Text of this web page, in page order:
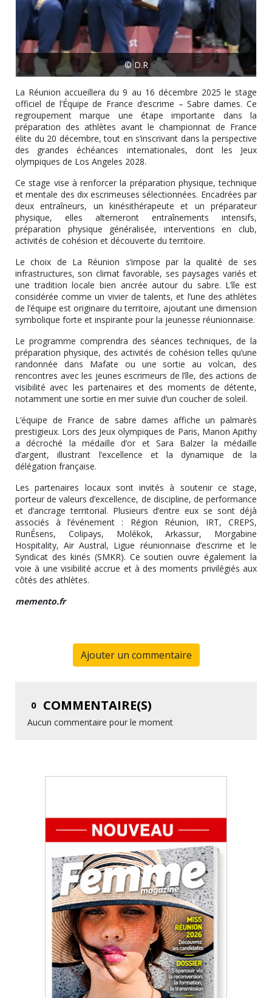
© D.R
La Réunion accueillera du 9 au 16 décembre 2025 le stage
officiel de l’Équipe de France d’escrime – Sabre dames. Ce
regroupement marque une étape importante dans la
préparation des athlètes avant le championnat de France
élite du 20 décembre, tout en s’inscrivant dans la perspective
des grandes échéances internationales, dont les Jeux
olympiques de Los Angeles 2028.
Ce stage vise à renforcer la préparation physique, technique
et mentale des dix escrimeuses sélectionnées. Encadrées par
deux entraîneurs, un kinésithérapeute et un préparateur
physique, elles alterneront entraînements intensifs,
préparation physique généralisée, interventions en club,
activités de cohésion et découverte du territoire.
Le choix de La Réunion s’impose par la qualité de ses
infrastructures, son climat favorable, ses paysages variés et
une tradition locale bien ancrée autour du sabre. L’île est
considérée comme un vivier de talents, et l’une des athlètes
de l’équipe est originaire du territoire, ajoutant une dimension
symbolique forte et inspirante pour la jeunesse réunionnaise.
Le programme comprendra des séances techniques, de la
préparation physique, des activités de cohésion telles qu’une
randonnée dans Mafate ou une sortie au volcan, des
rencontres avec les jeunes escrimeurs de l’île, des actions de
visibilité avec les partenaires et des moments de détente,
notamment une sortie en mer suivie d’un coucher de soleil.
L’équipe de France de sabre dames affiche un palmarès
prestigieux. Lors des Jeux olympiques de Paris, Manon Apithy
a décroché la médaille d’or et Sara Balzer la médaille
d’argent, illustrant l’excellence et la dynamique de la
délégation française.
Les partenaires locaux sont invités à soutenir ce stage,
porteur de valeurs d’excellence, de discipline, de performance
et d’ancrage territorial. Plusieurs d’entre eux se sont déjà
associés à l’événement : Région Réunion, IRT, CREPS,
RunÉsens, Colipays, Molékok, Arkassur, Morgabine
Hospitality, Air Austral, Ligue réunionnaise d’escrime et le
Syndicat des kinés (SMKR). Ce soutien ouvre également la
voie à une visibilité accrue et à des moments privilégiés aux
côtés des athlètes.
memento.fr
Ajouter un commentaire
0 COMMENTAIRE(S)
Aucun commentaire pour le moment